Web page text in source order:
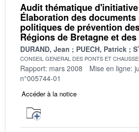
Audit thématique
Élaboration des
politiques de prévention
Régions de Bretagne et
DURAND, Jean PUECH, Patrick
CONSEIL GENERAL DES PONTS ET
Rapport: mars 2008 Mise en ligne:
n°005744-01
Accéder à la notice